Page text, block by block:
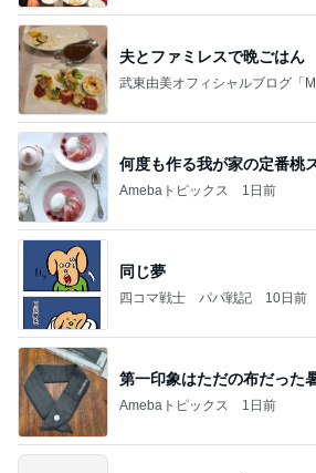
夫とファミレスで晩ごはん
武東由美オフィシャルブログ「
何度も作る我が家の定番桃
Amebaトピックス 1日前
同じ夢
四コマ戦士 パパ戦記 10日前
第一印象はただの布だった
Amebaトピックス 1日前